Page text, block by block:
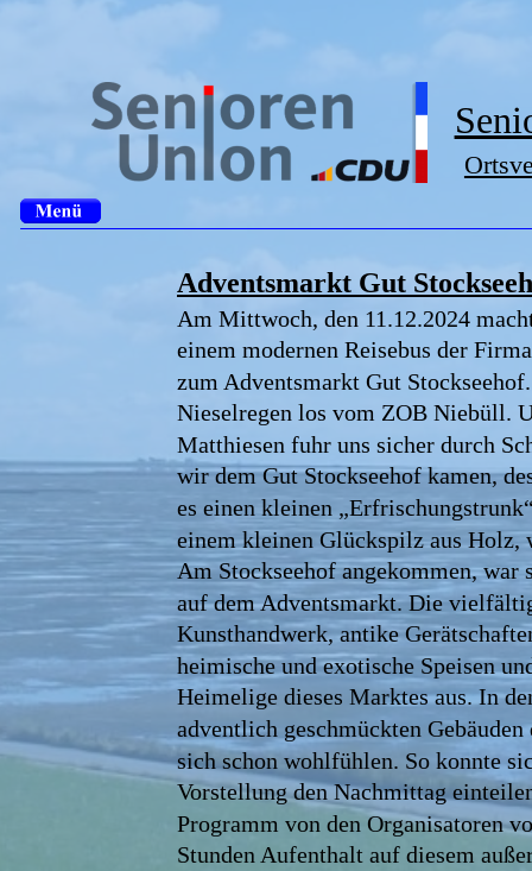
Adventsmarkt Gut
Am Mittwoch, den 11.12.2024
einem modernen Reisebus der
zum Adventsmarkt Gut
Nieselregen los vom ZOB Niebüll.
Matthiesen fuhr uns sicher durch
wir dem Gut Stockseehof kamen,
es einen kleinen
einem kleinen Glückspilz aus
Am Stockseehof angekommen,
auf dem Adventsmarkt. Die
Kunsthandwerk, antike
heimische und exotische Speisen
Heimelige dieses Marktes aus. In
adventlich geschmückten
sich schon wohlfühlen. So konnte
Vorstellung den Nachmittag
Programm von den Organisatoren
Stunden Aufenthalt auf diesem